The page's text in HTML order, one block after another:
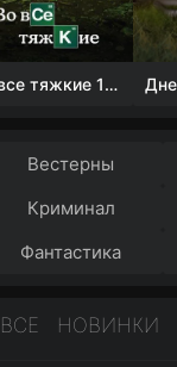
Во все тяжкие 1-5 сезон
Вестерны
Криминал
Фантастика
ВСЕ НОВИНКИ